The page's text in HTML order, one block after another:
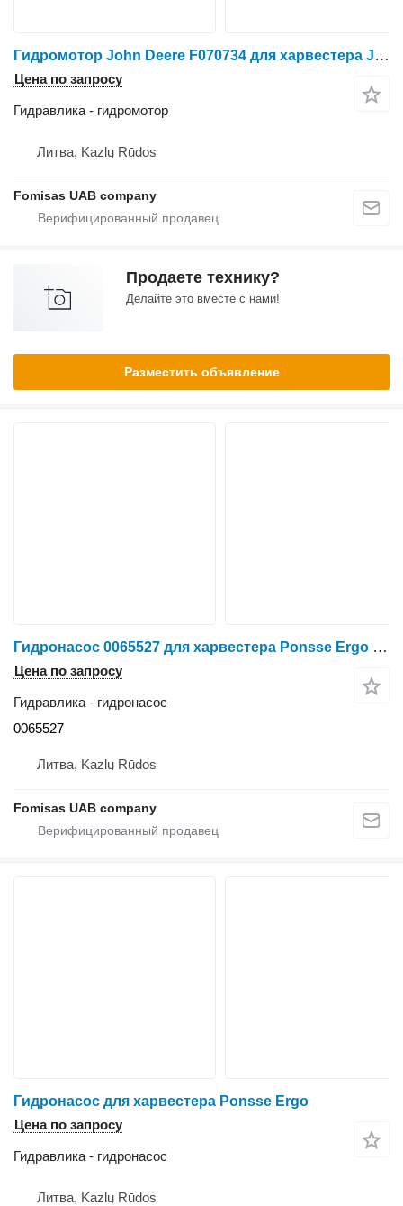
Гидромотор John Deere F070734 для харвестера John Deere 1270D 1470D
Цена по запросу
Гидравлика - гидромотор
Литва, Kazlų Rūdos
Fomisas UAB company
Продаете технику?
Делайте это вместе с нами!
Разместить объявление
Гидронасос 0065527 для харвестера Ponsse Ergo 6W
Цена по запросу
Гидравлика - гидронасос
0065527
Литва, Kazlų Rūdos
Fomisas UAB company
Гидронасос для харвестера Ponsse Ergo
Цена по запросу
Гидравлика - гидронасос
Литва, Kazlų Rūdos